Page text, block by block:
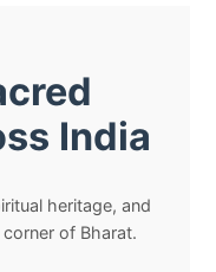
India
heritage, and
of Bharat.